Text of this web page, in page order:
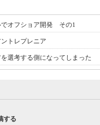
でオフショア開発 その1
トレプレニア
選考する側になってしまった
する